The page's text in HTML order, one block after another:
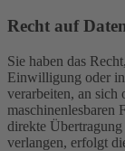
Recht auf
Sie haben das
Einwilligung oder
verarbeiten, an sich
maschinenlesbaren
direkte
verlangen, erfolgt